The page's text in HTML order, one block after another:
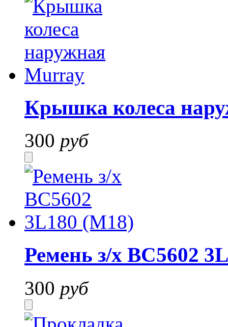
Крышка колеса
300 руб
Ремень з/х BC5602
300 руб